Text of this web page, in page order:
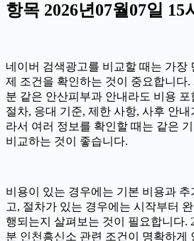
항목 2026년07월07일 15
네이버 검색광고를 비교할 때는 가장
제 조건을 확인하는 것이 중요합니다.
분 같은 안산피부과 안내라도 비용
절차, 응대 기준, 제한 사항, 사후 안
라서 여러 정보를 확인할 때는 같은
비교하는 것이 좋습니다.
비용이 있는 경우에는 기본 비용과
고, 절차가 있는 경우에는 시작부터
행되는지 살펴보는 것이 필요합니다.
분 인천흥신소 관련 조건이 명확하게